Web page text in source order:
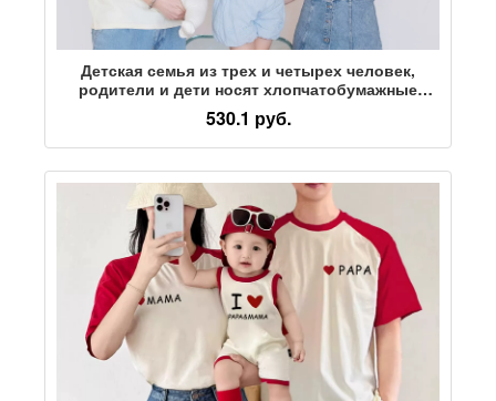
Детская семья из трех и четырех человек,
родители и дети носят хлопчатобумажные
футболки, детские месячные 100-дневные
мальчик и девочка, семейное портретное фото
530.1 руб.